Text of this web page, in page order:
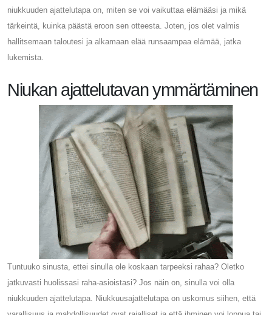
niukkuuden ajattelutapa on, miten se voi vaikuttaa elämääsi ja mikä
tärkeintä, kuinka päästä eroon sen otteesta. Joten, jos olet valmis
hallitsemaan taloutesi ja alkamaan elää runsaampaa elämää, jatka
lukemista.
Niukan ajattelutavan ymmärtäminen
Tuntuuko sinusta, ettei sinulla ole koskaan tarpeeksi rahaa? Oletko
jatkuvasti huolissasi raha-asioistasi? Jos näin on, sinulla voi olla
niukkuuden ajattelutapa. Niukkuusajattelutapa on uskomus siihen, että